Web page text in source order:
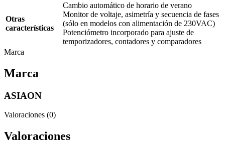
Otras
características
Cambio automático de horario de verano
Monitor de voltaje, asimetría y secuencia de fases
(sólo en modelos con alimentación de 230VAC)
Potenciómetro incorporado para ajuste de
temporizadores, contadores y comparadores
Marca
Marca
ASIAON
Valoraciones (0)
Valoraciones